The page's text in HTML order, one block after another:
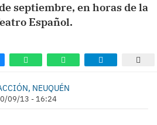
septiembre, en horas de la
Español.
NEUQUÉN
09/13 - 16:24